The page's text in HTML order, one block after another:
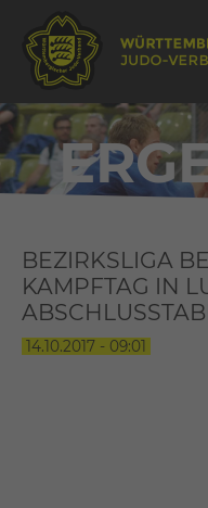
BEZIRKSLIGA
KAMPFTAG IN
14.10.2017 - 09:01